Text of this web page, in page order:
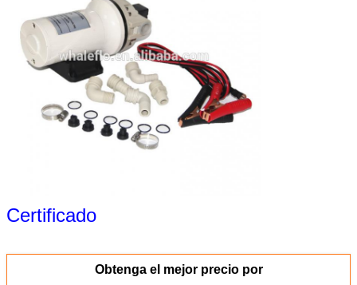
Certificado
Obtenga el mejor precio por